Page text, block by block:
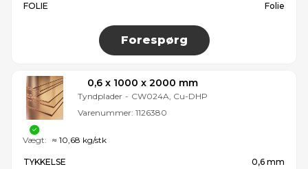
FOLIE
Folie
Forespørg
0,6 x 1000 x 2000 mm
Tyndplader - CW024A, Cu-DHP
Varenummer: 1126380
TYKKELSE
0,6 mm
Vægt: ≈ 10,68 kg/stk